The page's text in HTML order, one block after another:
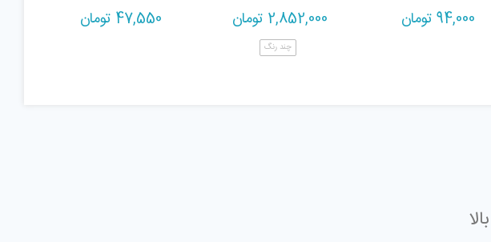
94,000 تومان 2,852,000 تومان
چند رنگ
47,550 تومان